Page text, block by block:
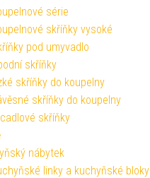
série
skříňky vysoké
pod umyvadlo
skříňky
skříňky do koupelny
skříňky do koupelny
skříňky
nábytek
linky a kuchyňské bloky